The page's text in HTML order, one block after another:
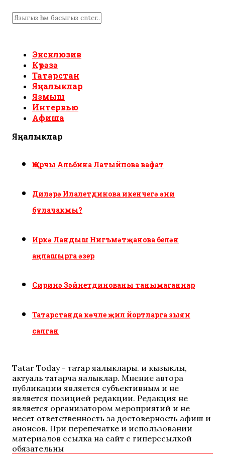
Эксклюзив
Күрәзә
Татарстан
Яңалыклар
Язмыш
Интервью
Афиша
Яңалыклар
Җырчы Альбина Латыйпова вафат
Диләрә Илалетдинова икенчегә әни
булачакмы?
Иркә Ландыш Нигъмәтҗанова белән
аңлашырга әзер
Сиринә Зәйнетдинованы танымаганнар
Татарстанда көчле җил йортларга зыян
салган
Tatar Today - татар яңалыклары. иң кызыклы,
актуаль татарча яңалыклар. Мнение автора
публикации является субъективным и не
является позицией редакции. Редакция не
является организатором мероприятий и не
несет ответственность за достоверность афиш и
анонсов. При перепечатке и использовании
материалов ссылка на сайт с гиперссылкой
обязательны